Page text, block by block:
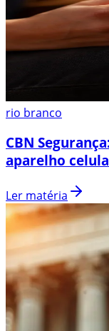
rio branco
CBN
aparelho
Ler matéria